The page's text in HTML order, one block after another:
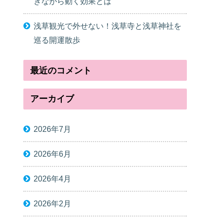
浅草観光で外せない！浅草寺と浅草神社を
巡る開運散歩
最近のコメント
アーカイブ
2026年7月
2026年6月
2026年4月
2026年2月